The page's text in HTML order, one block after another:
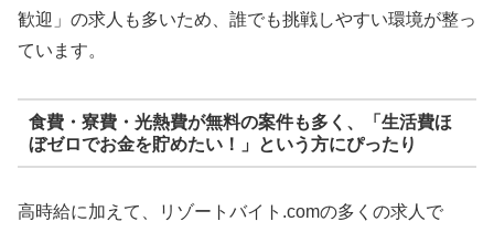
歓迎」の求人も多いため、誰でも挑戦しやすい環境が整っ
ています。
食費・寮費・光熱費が無料の案件も多く、「生活費ほ
ぼゼロでお金を貯めたい！」という方にぴったり
高時給に加えて、リゾートバイト.comの多くの求人で